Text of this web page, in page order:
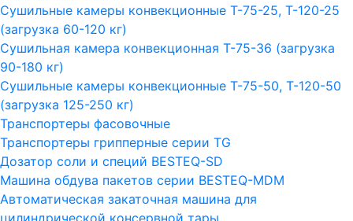
Сушильные камеры конвекционные Т-75-25, Т-120-25
(загрузка 60-120 кг)
Сушильная камера конвекционная Т-75-36 (загрузка
90-180 кг)
Сушильные камеры конвекционные Т-75-50, Т-120-50
(загрузка 125-250 кг)
Транспортеры фасовочные
Транспортеры грипперные серии TG
Дозатор соли и специй BESTEQ-SD
Машина обдува пакетов серии ВESTEQ-MDM
Автоматическая закаточная машина для
цилиндрической консервной тары